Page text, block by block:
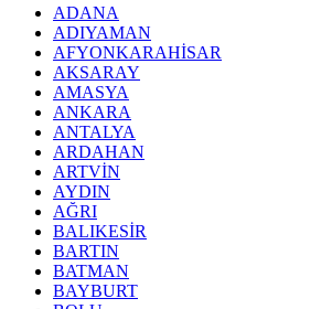
ADANA
ADIYAMAN
AFYONKARAHİSAR
AKSARAY
AMASYA
ANKARA
ANTALYA
ARDAHAN
ARTVİN
AYDIN
AĞRI
BALIKESİR
BARTIN
BATMAN
BAYBURT